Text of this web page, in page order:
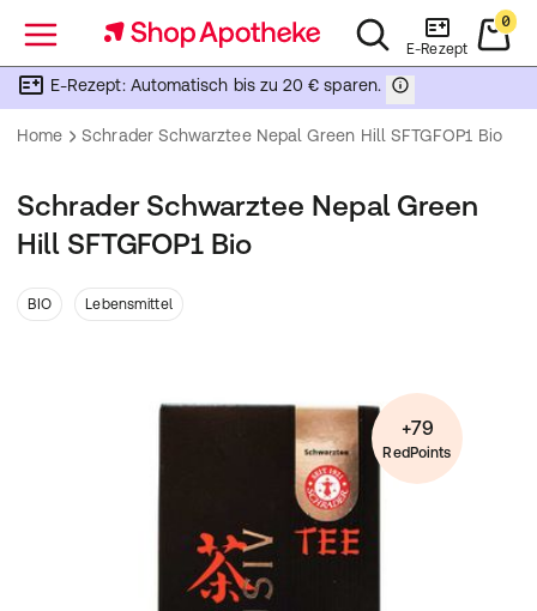
Menü E-Rezept
0
E-Rezept: Automatisch bis zu 20 € sparen.
Home Schrader Schwarztee Nepal Green Hill SFTGFOP1 Bio
Schrader Schwarztee Nepal Green
Hill SFTGFOP1 Bio
BIO Lebensmittel
+79
RedPoints